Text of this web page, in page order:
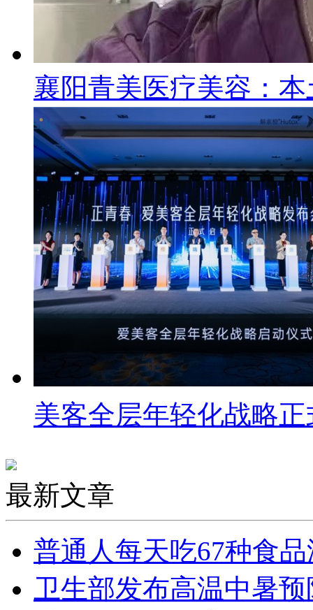
襄阳青美医疗美容：
美客全层年轻化战略
最新文章
普通人每天吃67种食
卫生部发布高温中暑